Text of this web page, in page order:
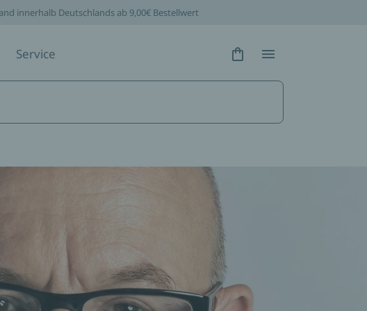
innerhalb Deutschlands ab 9,00€ Bestellwert
Service Hidden Text
Hidden Text